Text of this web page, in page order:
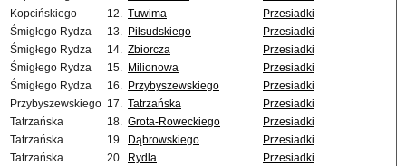
Kopcińskiego
12. Tuwima
Przesiadki
Śmigłego Rydza
13. Piłsudskiego
Przesiadki
Śmigłego Rydza
14. Zbiorcza
Przesiadki
Śmigłego Rydza
15. Milionowa
Przesiadki
Śmigłego Rydza
16. Przybyszewskiego
Przesiadki
Przybyszewskiego 17. Tatrzańska
Przesiadki
Tatrzańska
18. Grota-Roweckiego
Przesiadki
Tatrzańska
19. Dąbrowskiego
Przesiadki
Tatrzańska
20. Rydla
Przesiadki